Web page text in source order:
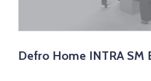
Defro Home INTRA SM